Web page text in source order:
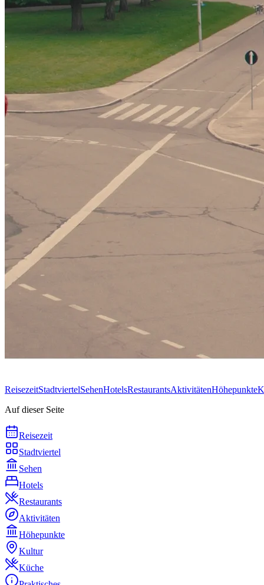
ReisezeitStadtviertelSehenHotelsRestaurantsAktivitätenHöhepunkte
Auf dieser Seite
Reisezeit
Stadtviertel
Sehen
Hotels
Restaurants
Aktivitäten
Höhepunkte
Kultur
Küche